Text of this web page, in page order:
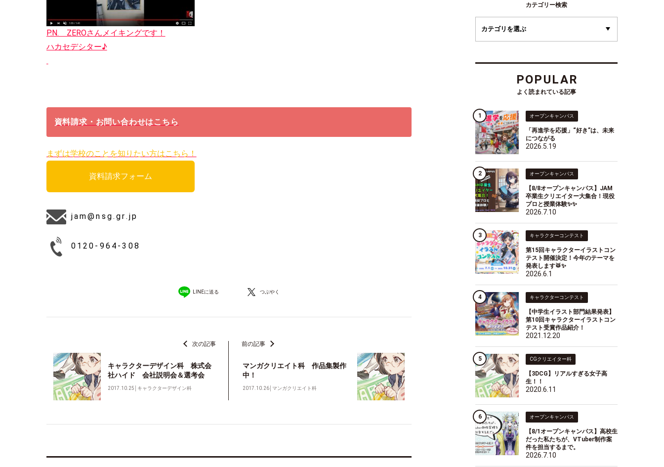
P.N. ZEROさんメイキングです！
ハカセデシター♪
資料請求・お問い合わせはこちら
まずは学校のことを知りたい方はこちら！
資料請求フォーム
jam@nsg.gr.jp
0120-964-308
LINEに送る つぶやく
次の記事
キャラクターデザイン科 株式会
社ハイド 会社説明会＆選考会
2017.10.25 キャラクターデザイン科
前の記事
マンガクリエイト科 作品集製作
中！
2017.10.26 │マンガクリエイト科
カテゴリー検索
POPULAR
よく読まれている記事
オープンキャンパス
「再進学を応援」“好き”は、未来
につながる
2026.5.19
オープンキャンパス
【8/8オープンキャンパス】JAM
卒業生クリエイター大集合！現役
プロと授業体験✨✨
2026.7.10
キャラクターコンテスト
第15回キャラクターイラストコン
テスト開催決定！今年のテーマを
発表します🥁✨
2026.6.1
キャラクターコンテスト
【中学生イラスト部門結果発表】
第10回キャラクターイラストコン
テスト受賞作品紹介！
2021.12.20
CGクリエイター科
【3DCG】リアルすぎる女子高
生！！
2020.6.11
オープンキャンパス
【8/1オープンキャンパス】高校生
だった私たちが、VTuber制作案
件を担当するまで。
2026.7.10